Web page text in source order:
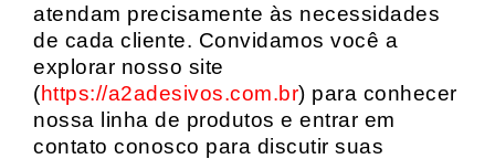
atendam precisamente às necessidades
de cada cliente. Convidamos você a
explorar nosso site
(https://a2adesivos.com.br) para conhecer
nossa linha de produtos e entrar em
contato conosco para discutir suas